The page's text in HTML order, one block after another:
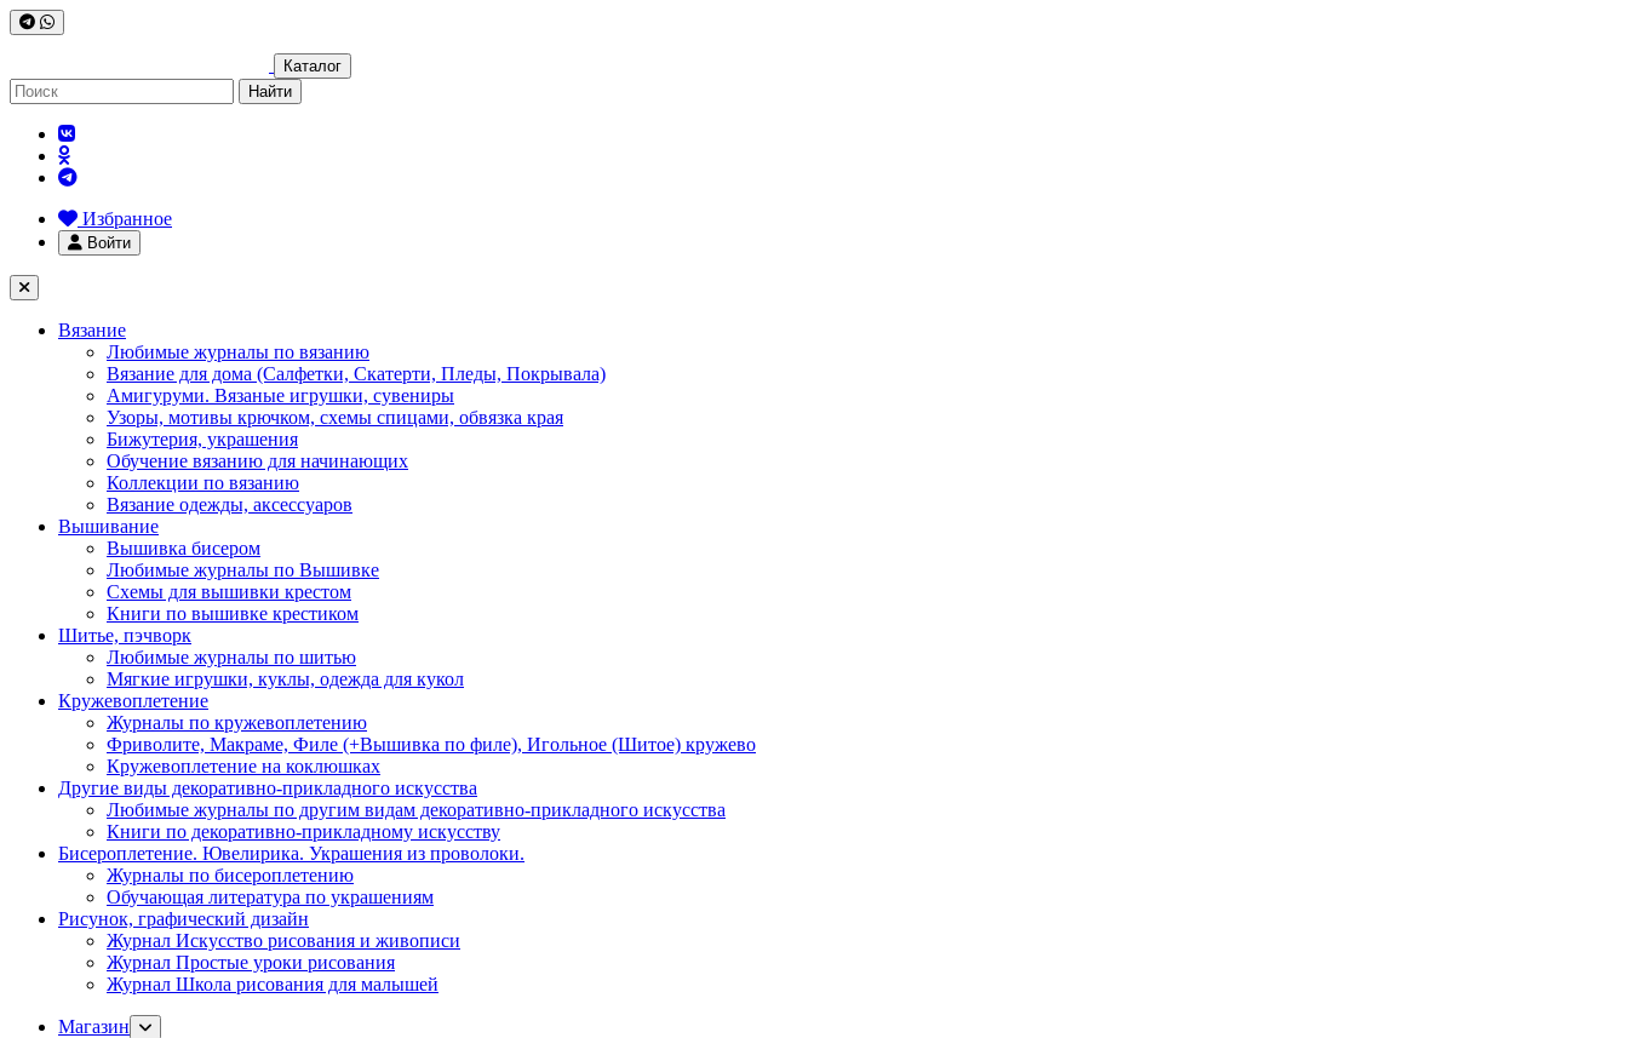
Каталог
Найти
Избранное
Войти
Вязание
Любимые журналы по вязанию
Вязание для дома (Салфетки, Скатерти, Пледы, Покрывала)
Амигуруми. Вязаные игрушки, сувениры
Узоры, мотивы крючком, схемы спицами, обвязка края
Бижутерия, украшения
Обучение вязанию для начинающих
Коллекции по вязанию
Вязание одежды, аксессуаров
Вышивание
Вышивка бисером
Любимые журналы по Вышивке
Схемы для вышивки крестом
Книги по вышивке крестиком
Шитье, пэчворк
Любимые журналы по шитью
Мягкие игрушки, куклы, одежда для кукол
Кружевоплетение
Журналы по кружевоплетению
Фриволите, Макраме, Филе (+Вышивка по филе), Игольное (Шитое) кружево
Кружевоплетение на коклюшках
Другие виды декоративно-прикладного искусства
Любимые журналы по другим видам декоративно-прикладного искусства
Книги по декоративно-прикладному искусству
Бисероплетение. Ювелирика. Украшения из проволоки.
Журналы по бисероплетению
Обучающая литература по украшениям
Рисунок, графический дизайн
Журнал Искусство рисования и живописи
Журнал Простые уроки рисования
Журнал Школа рисования для малышей
Магазин